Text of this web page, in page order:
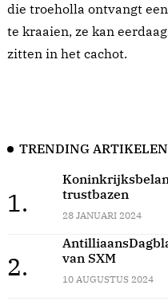
die troeholla ontvangt
te kraaien, ze kan
zitten in het cachot.
TRENDING ARTIKELEN
1.
trustbazen
28 JANUARI 2024
2.
van SXM
10 AUGUSTUS 2024